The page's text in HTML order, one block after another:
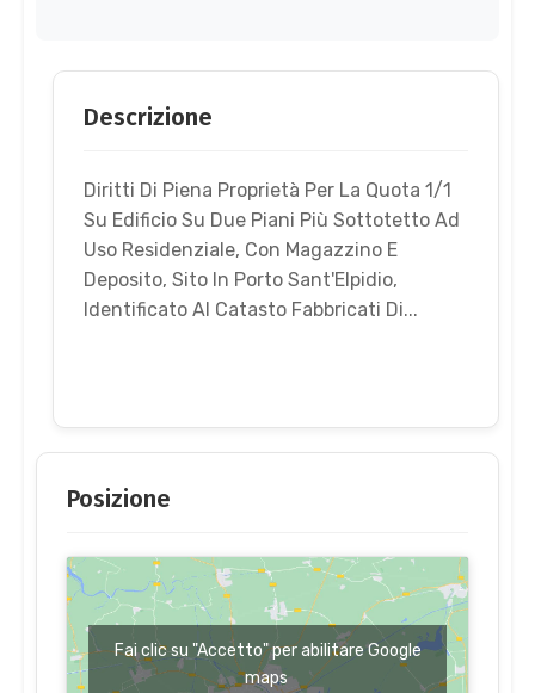
Descrizione
Diritti Di Piena Proprietà Per La Quota 1/1
Su Edificio Su Due Piani Più Sottotetto Ad
Uso Residenziale, Con Magazzino E
Deposito, Sito In Porto Sant'Elpidio,
Identificato Al Catasto Fabbricati Di...
Posizione
Fai clic su "Accetto" per abilitare Google
maps